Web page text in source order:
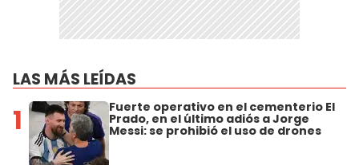
LAS MÁS LEÍDAS
1 Fuerte operativo en el cementerio El
Prado, en el último adiós a Jorge
Messi: se prohibió el uso de drones